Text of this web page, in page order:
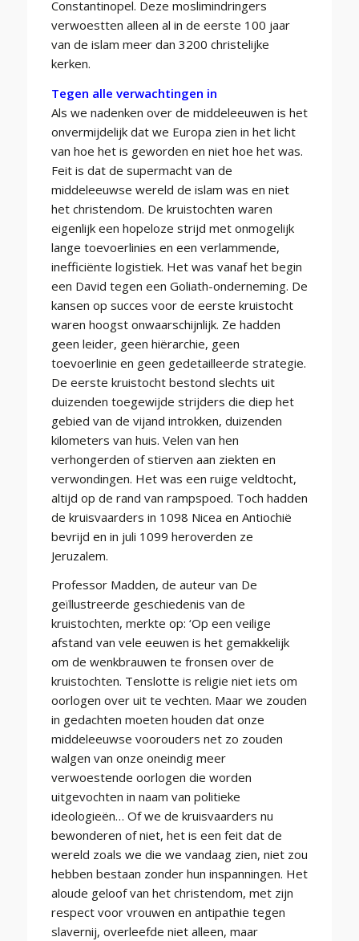
Constantinopel. Deze moslimindringers
verwoestten alleen al in de eerste 100 jaar
van de islam meer dan 3200 christelijke
kerken.
Tegen alle verwachtingen in
Als we nadenken over de middeleeuwen is het
onvermijdelijk dat we Europa zien in het licht
van hoe het is geworden en niet hoe het was.
Feit is dat de supermacht van de
middeleeuwse wereld de islam was en niet
het christendom. De kruistochten waren
eigenlijk een hopeloze strijd met onmogelijk
lange toevoerlinies en een verlammende,
inefficiënte logistiek. Het was vanaf het begin
een David tegen een Goliath-onderneming. De
kansen op succes voor de eerste kruistocht
waren hoogst onwaarschijnlijk. Ze hadden
geen leider, geen hiërarchie, geen
toevoerlinie en geen gedetailleerde strategie.
De eerste kruistocht bestond slechts uit
duizenden toegewijde strijders die diep het
gebied van de vijand introkken, duizenden
kilometers van huis. Velen van hen
verhongerden of stierven aan ziekten en
verwondingen. Het was een ruige veldtocht,
altijd op de rand van rampspoed. Toch hadden
de kruisvaarders in 1098 Nicea en Antiochië
bevrijd en in juli 1099 heroverden ze
Jeruzalem.
Professor Madden, de auteur van De
geïllustreerde geschiedenis van de
kruistochten, merkte op: ‘Op een veilige
afstand van vele eeuwen is het gemakkelijk
om de wenkbrauwen te fronsen over de
kruistochten. Tenslotte is religie niet iets om
oorlogen over uit te vechten. Maar we zouden
in gedachten moeten houden dat onze
middeleeuwse voorouders net zo zouden
walgen van onze oneindig meer
verwoestende oorlogen die worden
uitgevochten in naam van politieke
ideologieën… Of we de kruisvaarders nu
bewonderen of niet, het is een feit dat de
wereld zoals we die we vandaag zien, niet zou
hebben bestaan zonder hun inspanningen. Het
aloude geloof van het christendom, met zijn
respect voor vrouwen en antipathie tegen
slavernij, overleefde niet alleen, maar